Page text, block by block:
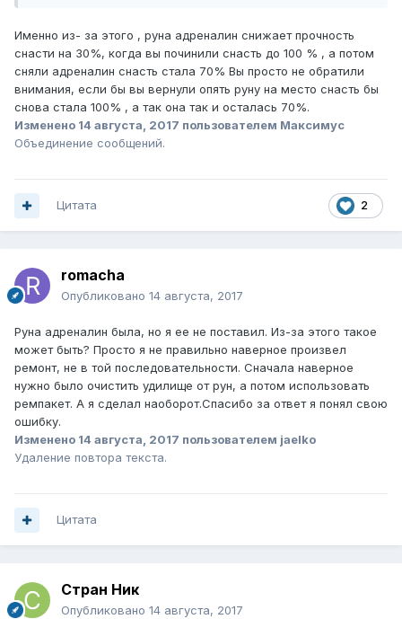
Именно из- за этого , руна адреналин снижает прочность
снасти на 30%, когда вы починили снасть до 100 % , а потом
сняли адреналин снасть стала 70% Вы просто не обратили
внимания, если бы вы вернули опять руну на место снасть бы
снова стала 100% , а так она так и осталась 70%.
Изменено 14 августа, 2017 пользователем Максимус
Объединение сообщений.
2
Цитата
romacha
Опубликовано 14 августа, 2017
Руна адреналин была, но я ее не поставил. Из-за этого такое
может быть? Просто я не правильно наверное произвел
ремонт, не в той последовательности. Сначала наверное
нужно было очистить удилище от рун, а потом использовать
ремпакет. А я сделал наоборот.Спасибо за ответ я понял свою
ошибку.
Изменено 14 августа, 2017 пользователем jaelko
Удаление повтора текста.
Цитата
Стран Ник
Опубликовано 14 августа, 2017